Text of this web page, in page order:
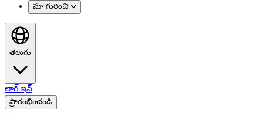
మా గురించి
తెలుగు
లాగ్ ఇన్
ప్రారంభించండి